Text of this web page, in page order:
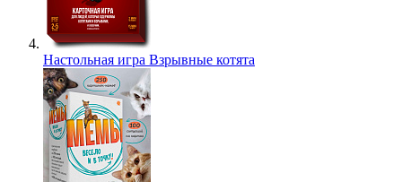
Настольная игра Взрывные котята